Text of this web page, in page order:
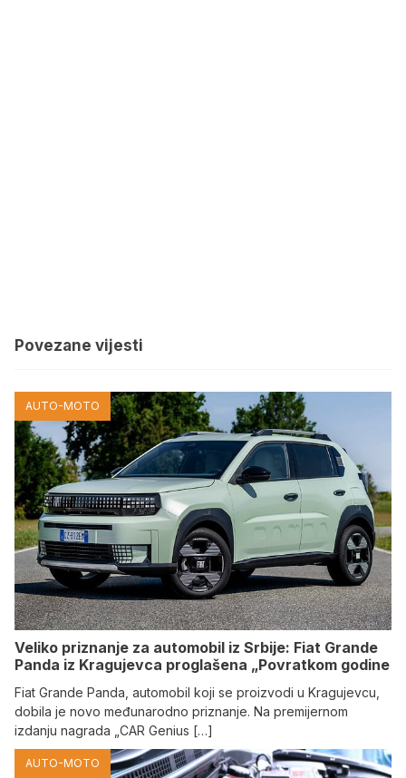
Povezane vijesti
AUTO-MOTO
Veliko priznanje za automobil iz Srbije: Fiat Grande
Panda iz Kragujevca proglašena „Povratkom godine
Fiat Grande Panda, automobil koji se proizvodi u Kragujevcu,
dobila je novo međunarodno priznanje. Na premijernom
izdanju nagrada „CAR Genius […]
AUTO-MOTO